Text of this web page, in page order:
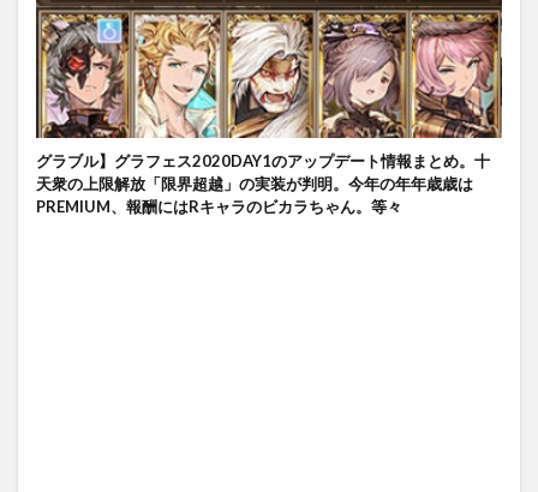
グラブル】グラフェス2020DAY1のアップデート情報まとめ。十
天衆の上限解放「限界超越」の実装が判明。今年の年年歳歳は
PREMIUM、報酬にはRキャラのビカラちゃん。等々